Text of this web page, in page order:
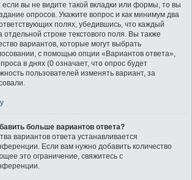
если вы не видите такой вкладки или формы, то вы
опросов. Укажите вопрос и как минимум два
полях, убедившись, что каждый
отдельной строке текстового поля. Вы также
вариантов, которые могут выбрать
с помощью опции «Вариантов ответа»,
в днях (0 означает, что опрос будет
пользователей изменять вариант, за
больше вариантов ответа?
вариантов ответа устанавливается
Если вам нужно добавить количество
это ограничение, свяжитесь с